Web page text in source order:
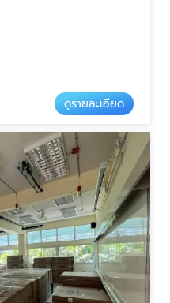
ดูรายละเอียด